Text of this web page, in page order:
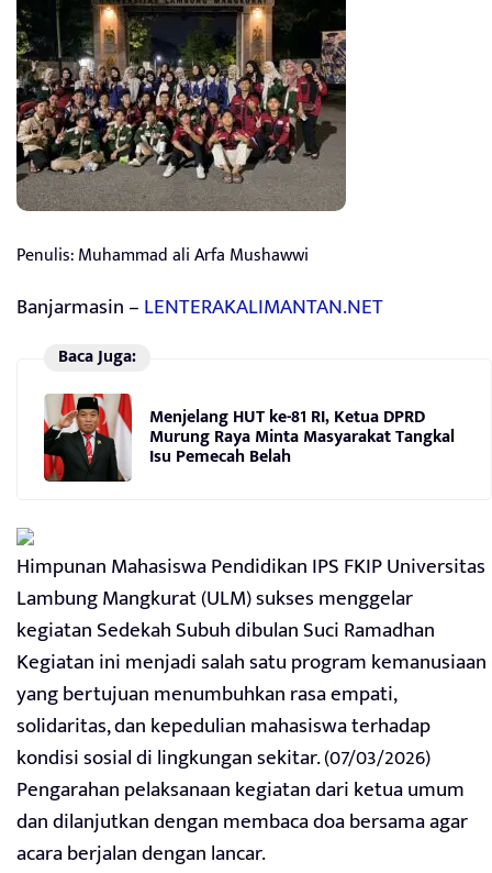
Penulis: Muhammad ali Arfa Mushawwi
Banjarmasin –LENTERAKALIMANTAN.NET
Baca Juga:
Menjelang HUT ke-81 RI, Ketua DPRD
Murung Raya Minta Masyarakat Tangkal
Isu Pemecah Belah
Himpunan Mahasiswa Pendidikan IPS FKIP Universitas
Lambung Mangkurat (ULM) sukses menggelar
kegiatan Sedekah Subuh dibulan Suci Ramadhan
Kegiatan ini menjadi salah satu program kemanusiaan
yang bertujuan menumbuhkan rasa empati,
solidaritas, dan kepedulian mahasiswa terhadap
kondisi sosial di lingkungan sekitar. (07/03/2026)
Pengarahan pelaksanaan kegiatan dari ketua umum
dan dilanjutkan dengan membaca doa bersama agar
acara berjalan dengan lancar.